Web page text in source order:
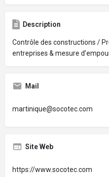
Description
Contrôle des constructions /
entreprises & mesure
Mail
martinique@socotec.com
Site Web
https://www.socotec.com